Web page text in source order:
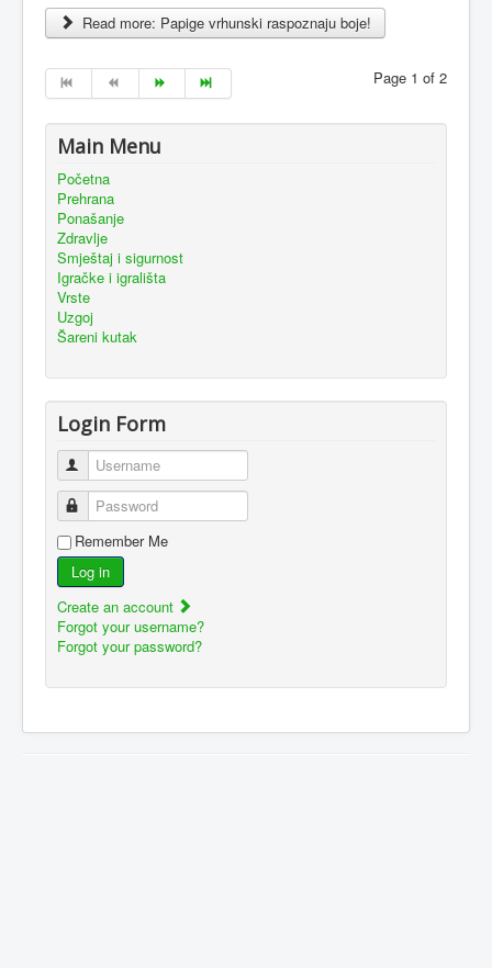
Read more: Papige vrhunski raspoznaju boje!
Page 1 of 2
Main Menu
Početna
Prehrana
Ponašanje
Zdravlje
Smještaj i sigurnost
Igračke i igrališta
Vrste
Uzgoj
Šareni kutak
Login Form
Username
Password
Remember Me
Log in
Create an account
Forgot your username?
Forgot your password?